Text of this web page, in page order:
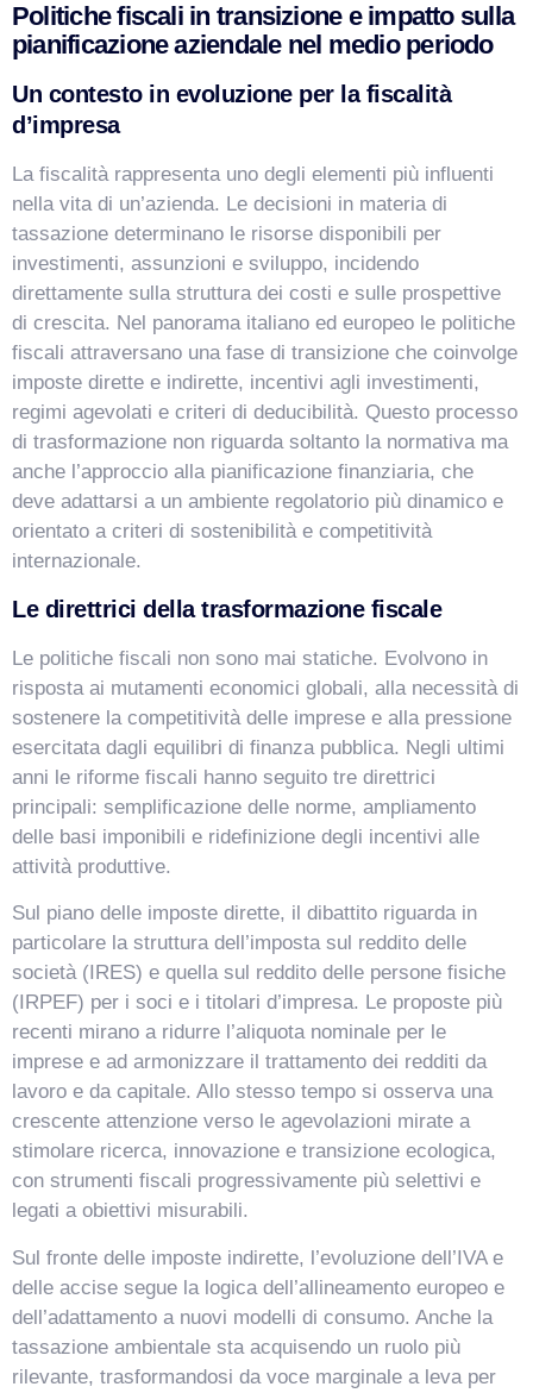
Politiche fiscali in transizione e impatto sulla
pianificazione aziendale nel medio periodo
Un contesto in evoluzione per la fiscalità
d’impresa
La fiscalità rappresenta uno degli elementi più influenti
nella vita di un’azienda. Le decisioni in materia di
tassazione determinano le risorse disponibili per
investimenti, assunzioni e sviluppo, incidendo
direttamente sulla struttura dei costi e sulle prospettive
di crescita. Nel panorama italiano ed europeo le politiche
fiscali attraversano una fase di transizione che coinvolge
imposte dirette e indirette, incentivi agli investimenti,
regimi agevolati e criteri di deducibilità. Questo processo
di trasformazione non riguarda soltanto la normativa ma
anche l’approccio alla pianificazione finanziaria, che
deve adattarsi a un ambiente regolatorio più dinamico e
orientato a criteri di sostenibilità e competitività
internazionale.
Le direttrici della trasformazione fiscale
Le politiche fiscali non sono mai statiche. Evolvono in
risposta ai mutamenti economici globali, alla necessità di
sostenere la competitività delle imprese e alla pressione
esercitata dagli equilibri di finanza pubblica. Negli ultimi
anni le riforme fiscali hanno seguito tre direttrici
principali: semplificazione delle norme, ampliamento
delle basi imponibili e ridefinizione degli incentivi alle
attività produttive.
Sul piano delle imposte dirette, il dibattito riguarda in
particolare la struttura dell’imposta sul reddito delle
società (IRES) e quella sul reddito delle persone fisiche
(IRPEF) per i soci e i titolari d’impresa. Le proposte più
recenti mirano a ridurre l’aliquota nominale per le
imprese e ad armonizzare il trattamento dei redditi da
lavoro e da capitale. Allo stesso tempo si osserva una
crescente attenzione verso le agevolazioni mirate a
stimolare ricerca, innovazione e transizione ecologica,
con strumenti fiscali progressivamente più selettivi e
legati a obiettivi misurabili.
Sul fronte delle imposte indirette, l’evoluzione dell’IVA e
delle accise segue la logica dell’allineamento europeo e
dell’adattamento a nuovi modelli di consumo. Anche la
tassazione ambientale sta acquisendo un ruolo più
rilevante, trasformandosi da voce marginale a leva per
VismarChat AI Agent
Salve! Sono VismarChat, l'agente AI di Vismarcorp. In